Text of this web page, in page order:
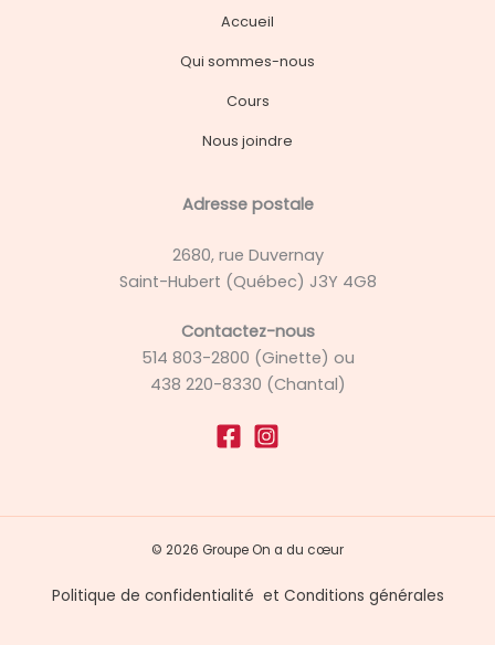
Accueil
Qui sommes-nous
Cours
Nous joindre
Adresse postale
2680, rue Duvernay
Saint-Hubert (Québec) J3Y 4G8
Contactez-nous
514 803-2800 (Ginette) ou
438 220-8330 (Chantal)
© 2026 Groupe On a du cœur
Politique de confidentialité et Conditions générales